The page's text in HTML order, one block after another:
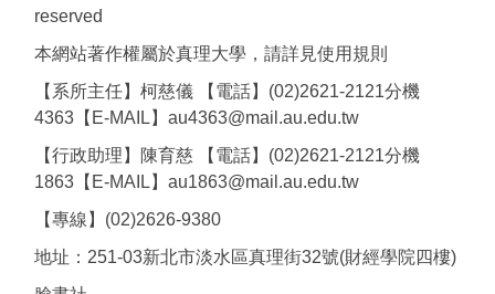
reserved
本網站著作權屬於真理大學，請詳見使用規則
【系所主任】柯慈儀 【電話】(02)2621-2121分機
4363【E-MAIL】au4363@mail.au.edu.tw
【行政助理】陳育慈 【電話】(02)2621-2121分機
1863【E-MAIL】au1863@mail.au.edu.tw
【專線】(02)2626-9380
地址：251-03新北市淡水區真理街32號(財經學院四樓)